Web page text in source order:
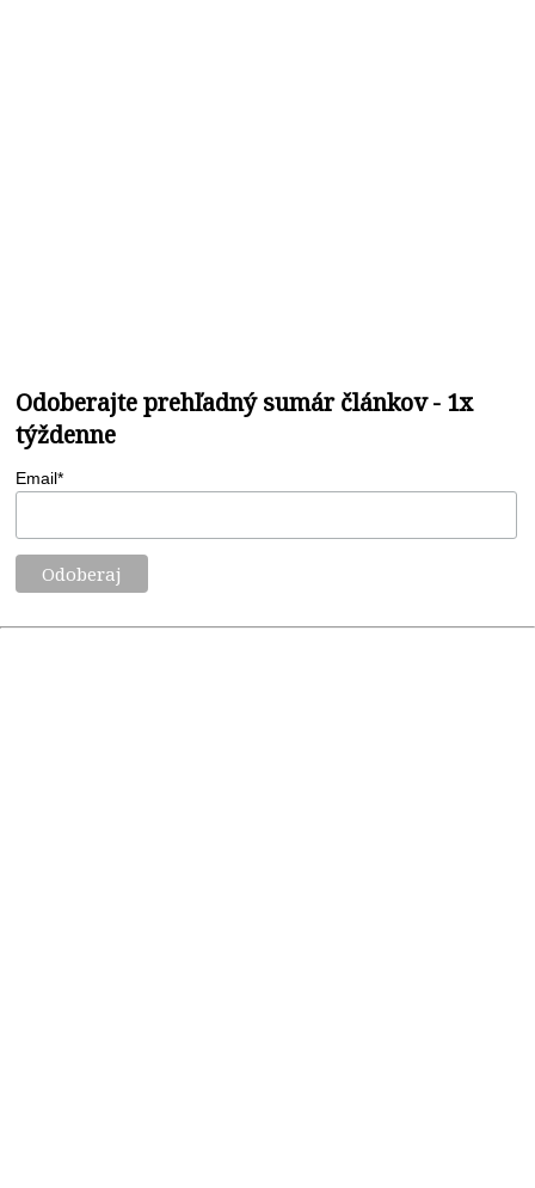
Odoberajte prehľadný sumár článkov - 1x
týždenne
Email*